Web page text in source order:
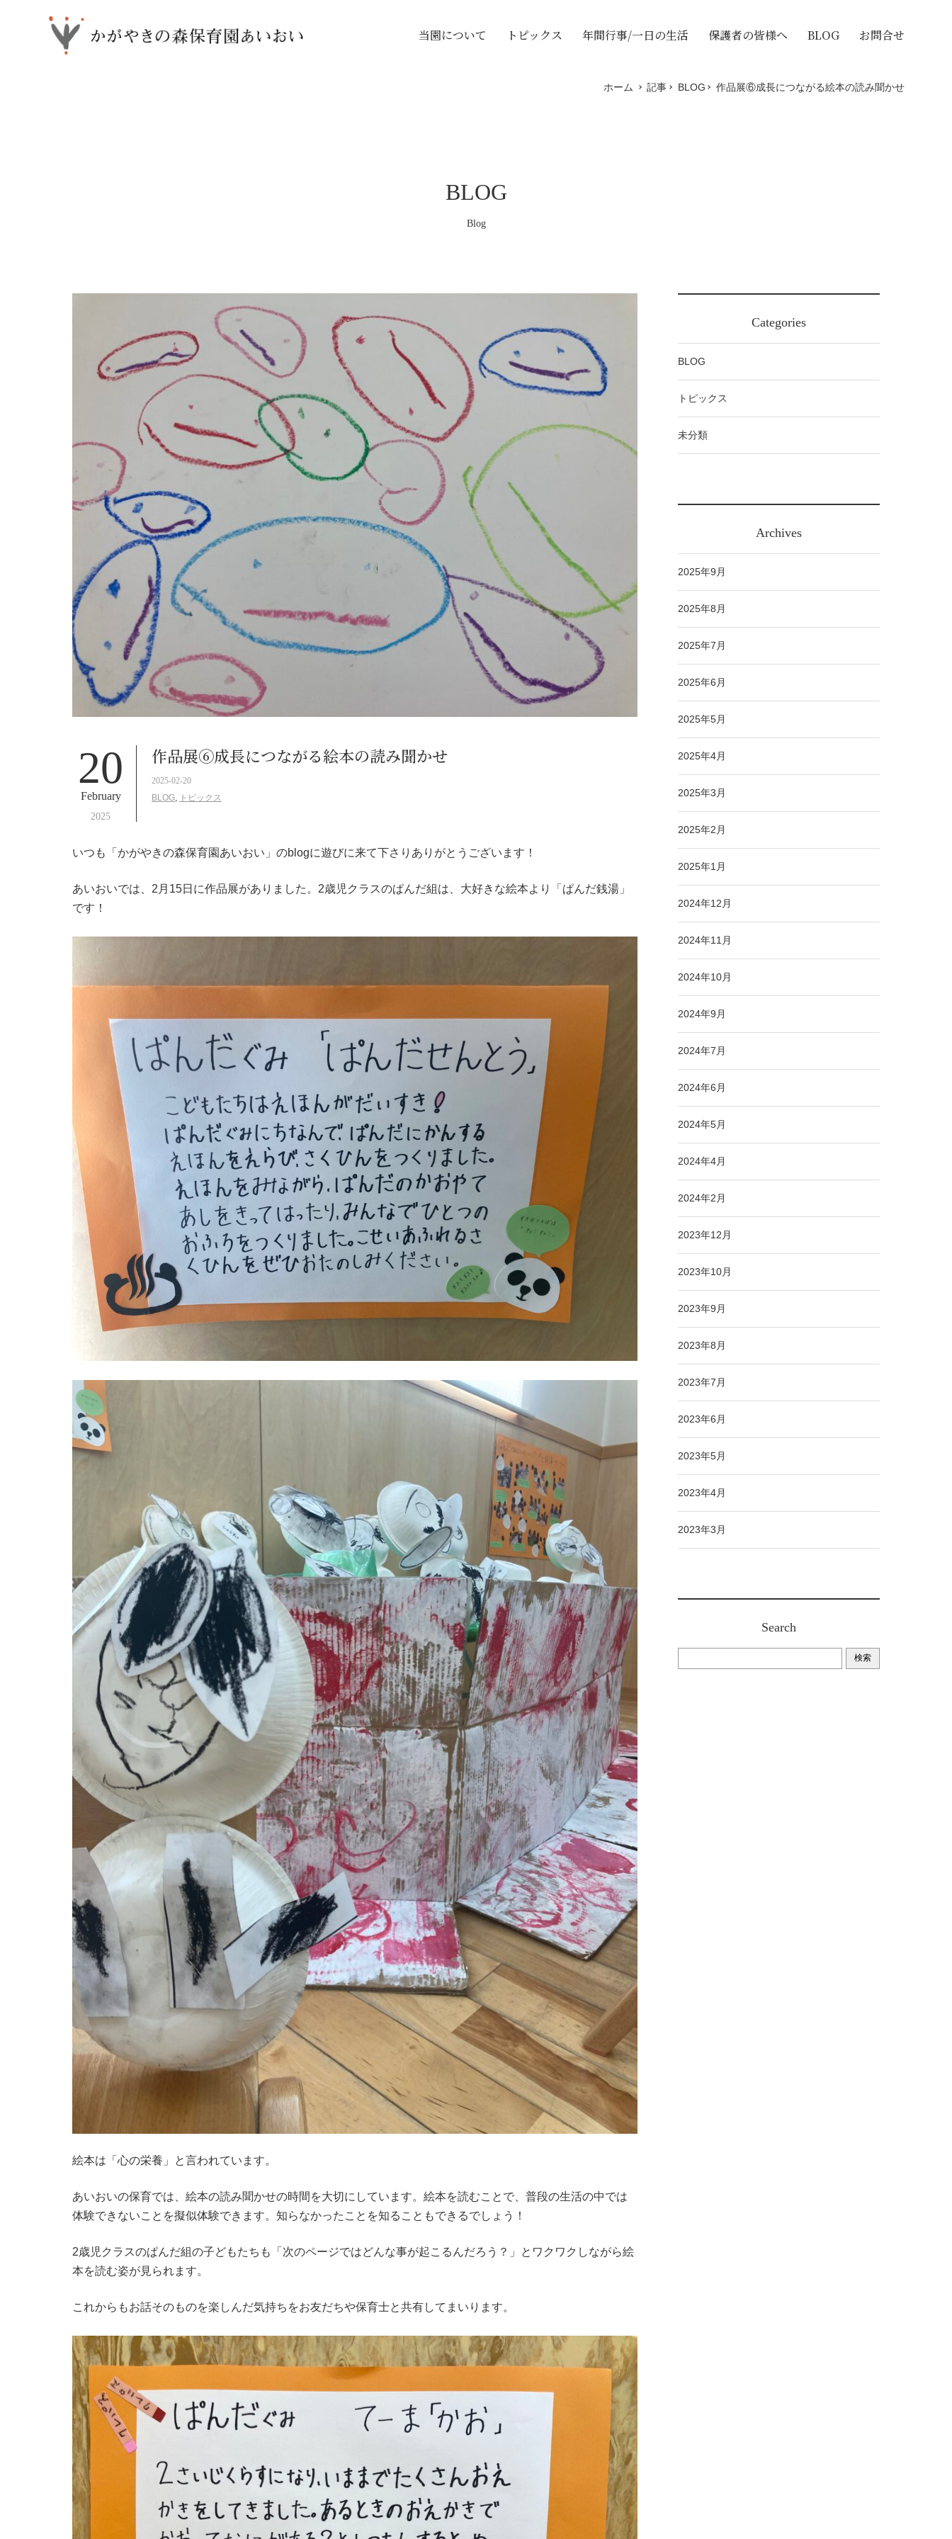
当園について トピックス 年間行事/一日の生活 保護者の皆様へ BLOG お問合せ
ホーム 記事 BLOG 作品展⑥成長につながる絵本の読み聞かせ
BLOG
Blog
作品展⑥成長につながる絵本の読み聞かせ
2025-02-20
BLOG, トピックス
20
February
2025
いつも「かがやきの森保育園あいおい」のblogに遊びに来て下さりありがとうございます！
あいおいでは、2月15日に作品展がありました。2歳児クラスのぱんだ組は、大好きな絵本より「ぱんだ銭湯」
です！
絵本は「心の栄養」と言われています。
あいおいの保育では、絵本の読み聞かせの時間を大切にしています。絵本を読むことで、普段の生活の中では
体験できないことを擬似体験できます。知らなかったことを知ることもできるでしょう！
2歳児クラスのぱんだ組の子どもたちも「次のページではどんな事が起こるんだろう？」とワクワクしながら絵
本を読む姿が見られます。
これからもお話そのものを楽しんだ気持ちをお友だちや保育士と共有してまいります。
Categories
BLOG
トピックス
未分類
Archives
2025年9月
2025年8月
2025年7月
2025年6月
2025年5月
2025年4月
2025年3月
2025年2月
2025年1月
2024年12月
2024年11月
2024年10月
2024年9月
2024年7月
2024年6月
2024年5月
2024年4月
2024年2月
2023年12月
2023年10月
2023年9月
2023年8月
2023年7月
2023年6月
2023年5月
2023年4月
2023年3月
Search
検索